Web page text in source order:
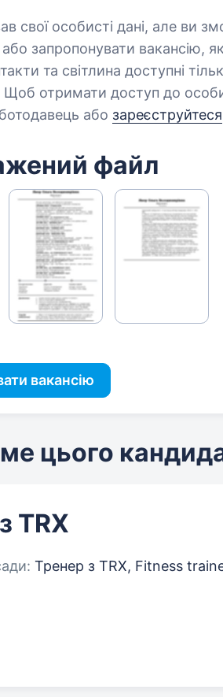
свої особисті дані, але ви
запропонувати вакансію,
та світлина доступні
Щоб отримати доступ до
або зареєструйтеся
файл
вакансію
цього
TRX
Тренер з TRX, Fitness